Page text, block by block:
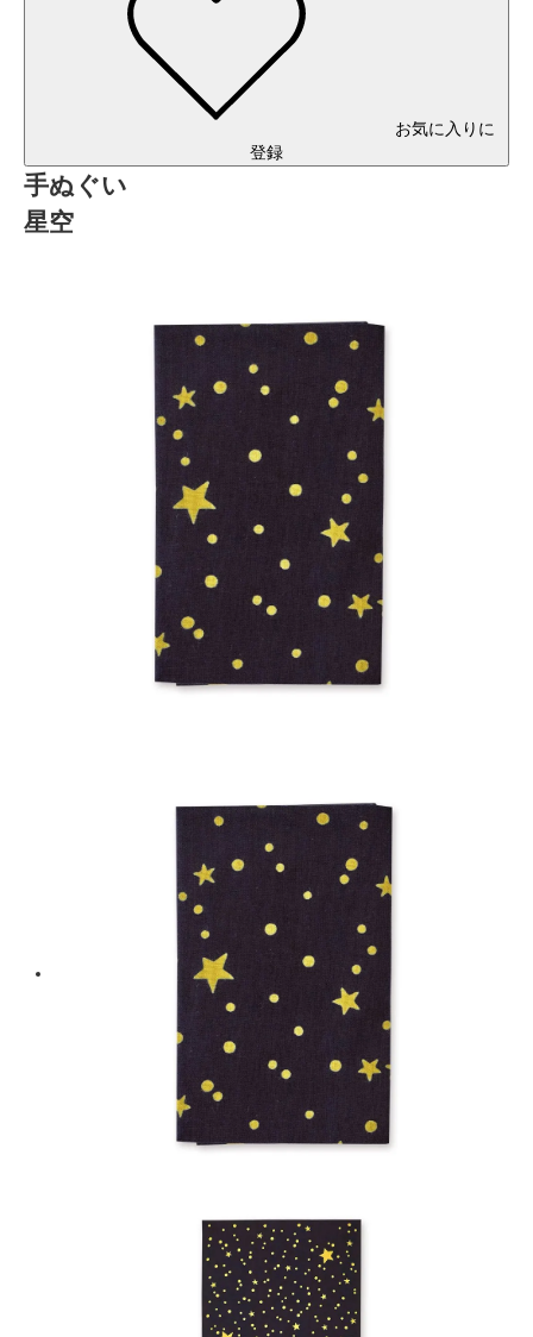
お気に入りに
登録
手ぬぐい
星空